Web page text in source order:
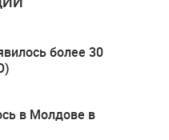
более 30
в Молдове в